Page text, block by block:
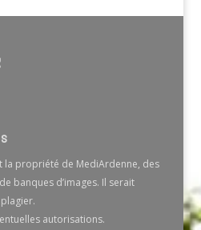
la propriété de MediArdenne, des
banques d’images. Il serait
autorisations.